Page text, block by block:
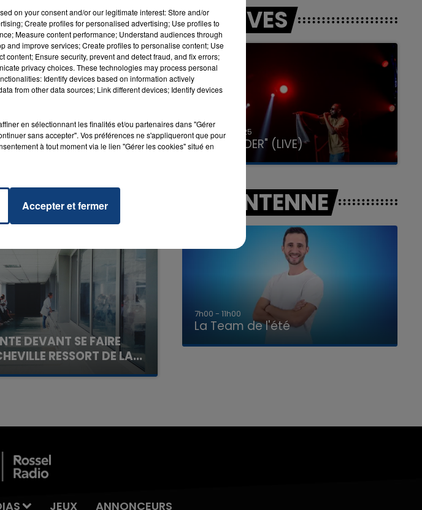
LA TEAM DE L'ÉTÉ
ou composez le 17
DEVANT SE FAIRE
RESSORT DE LA...
contre la clinique qui a
LES LIVES
31 janvier 2025
GIMS "SPIDER" (LIVE)
A L'ANTENNE
de l'été
7h00 - 11h00
La Team de l'été
JEUX ANNONCEURS
on your consent and/or our legitimate interest: Store and/or
Create profiles for personalised advertising; Use profiles to
Measure content performance; Understand audiences through
and improve services; Create profiles to personalise content; Use
Ensure security, prevent and detect fraud, and fix errors;
privacy choices. These technologies may process personal
Identify devices based on information actively
from other data sources; Link different devices; Identify devices
en sélectionnant les finalités et/ou partenaires dans "Gérer
sans accepter". Vos préférences ne s'appliqueront que pour
à tout moment via le lien "Gérer les cookies" situé en
Accepter et fermer